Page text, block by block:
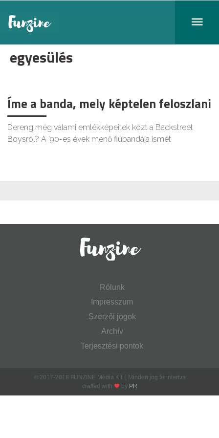
egyesülés
Íme a banda, mely képtelen feloszlani
Dereng még valami emlékképeitek közt a Backstreet
Boysról? A ’90-es évek menő fiúbandája ismét
Rólunk
Impresszum
Szerzői jogok
Archív
Terjesztési pontok
© 2017-2018 FUNZINE Média Kft. | Minden jog fenntartva
crafted with
by PR